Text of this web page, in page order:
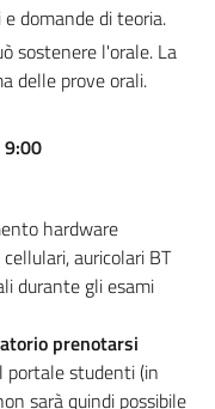
domande di teoria.
sostenere l'orale. La
delle prove orali.
9:00
hardware
auricolari BT
durante gli esami
prenotarsi
portale studenti (in
sarà quindi possibile